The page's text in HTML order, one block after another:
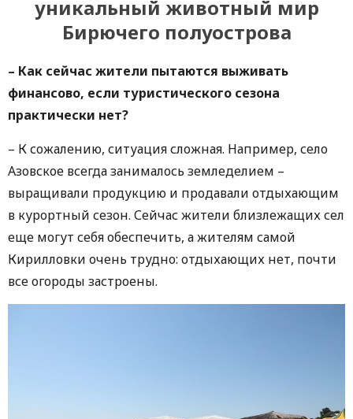
уникальный животный мир
Бирючего полуострова
– Как сейчас жители пытаются выживать
финансово, если туристического сезона
практически нет?
– К сожалению, ситуация сложная. Например, село
Азовское всегда занималось земледелием –
выращивали продукцию и продавали отдыхающим
в курортный сезон. Сейчас жители близлежащих сел
еще могут себя обеспечить, а жителям самой
Кирилловки очень трудно: отдыхающих нет, почти
все огороды застроены.